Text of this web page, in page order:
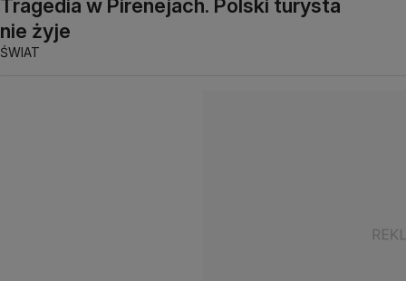
Tragedia w Pirenejach. Polski turysta
nie żyje
ŚWIAT